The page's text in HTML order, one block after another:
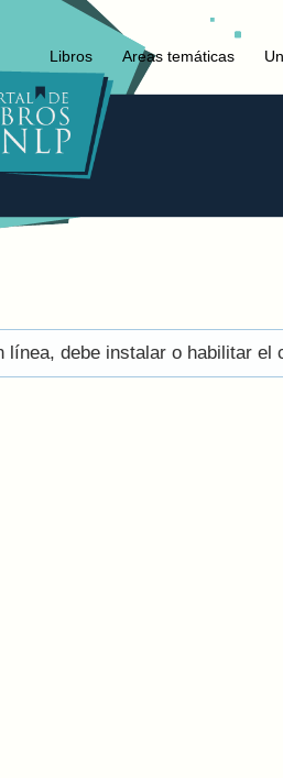
Libros Areas temáticas
línea, debe instalar o habilitar el